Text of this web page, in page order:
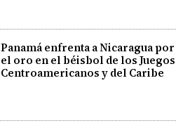
Panamá enfrenta a Nicaragua por
el oro en el béisbol de los Juegos
Centroamericanos y del Caribe